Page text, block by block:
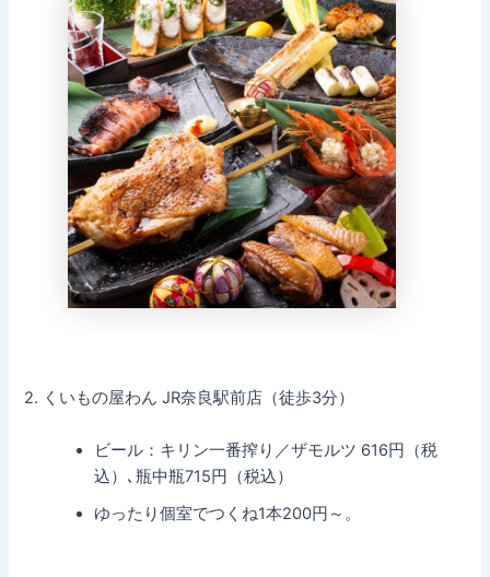
2. くいもの屋わん JR奈良駅前店（徒歩3分）
ビール：キリン一番搾り／ザモルツ 616円（税
込）､瓶中瓶715円（税込）
ゆったり個室でつくね1本200円～。